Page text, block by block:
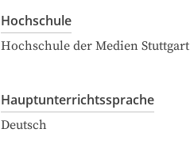
Hochschule
Hochschule der Medien Stuttgart
Hauptunterrichtssprache
Deutsch